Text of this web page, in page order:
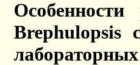
Brephulopsis